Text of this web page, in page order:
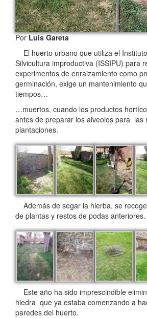
PorLuis Gareta
El huerto urbano que utiliza el
Silvicultura improductiva (ISSIPU) para
experimentos de enraizamiento como
germinación, exige un mantenimiento
tiempos…
…muertos, cuando los productos
antes de preparar los alveolos para las
plantaciones.
Además de segar la hierba, se
de plantas y restos de podas anteriores.
Este año ha sido imprescindible
hiedra que ya estaba comenzando a
paredes del huerto.